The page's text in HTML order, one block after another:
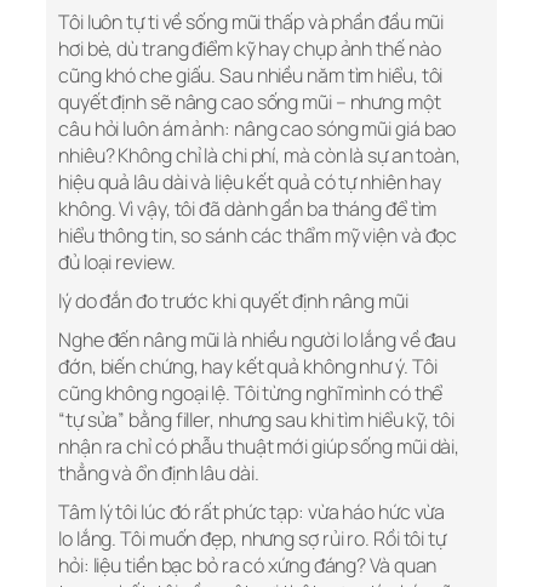
Tôi luôn tự ti về sống mũi thấp và phần đầu mũi
hơi bè, dù trang điểm kỹ hay chụp ảnh thế nào
cũng khó che giấu. Sau nhiều năm tìm hiểu, tôi
quyết định sẽ nâng cao sống mũi – nhưng một
câu hỏi luôn ám ảnh: nâng cao sóng mũi giá bao
nhiêu? Không chỉ là chi phí, mà còn là sự an toàn,
hiệu quả lâu dài và liệu kết quả có tự nhiên hay
không. Vì vậy, tôi đã dành gần ba tháng để tìm
hiểu thông tin, so sánh các thẩm mỹ viện và đọc
đủ loại review.
lý do đắn đo trước khi quyết định nâng mũi
Nghe đến nâng mũi là nhiều người lo lắng về đau
đớn, biến chứng, hay kết quả không như ý. Tôi
cũng không ngoại lệ. Tôi từng nghĩ mình có thể
“tự sửa” bằng filler, nhưng sau khi tìm hiểu kỹ, tôi
nhận ra chỉ có phẫu thuật mới giúp sống mũi dài,
thẳng và ổn định lâu dài.
Tâm lý tôi lúc đó rất phức tạp: vừa háo hức vừa
lo lắng. Tôi muốn đẹp, nhưng sợ rủi ro. Rồi tôi tự
hỏi: liệu tiền bạc bỏ ra có xứng đáng? Và quan